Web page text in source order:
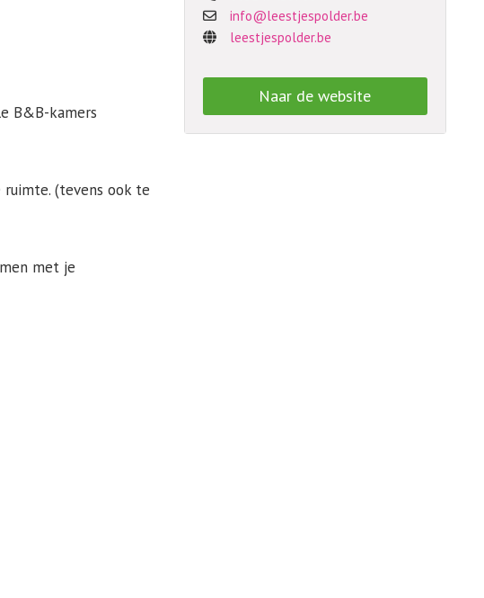
B&B-kamers
(tevens ook te
met je
info@leestjespolder.be
leestjespolder.be
Naar de website